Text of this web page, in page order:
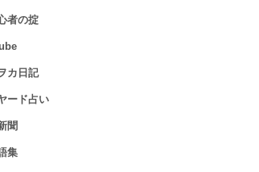
者の掟
カ日記
ード占い
聞
集